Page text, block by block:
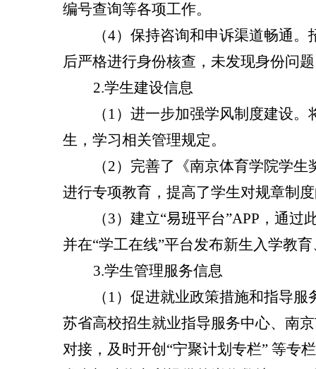
编号查询等各项工作。
（4）保持咨询和申诉渠道畅通。
后严格进行身份核查，未发现身份问
2.学生建设信息
（ 1）进一步加强学风制度建设。
生，学习相关管理规定。
（2）完善了《南京体育学院学
进行专项教育，提高了学生对规章制
（3） 建立“易班平台”APP ，通过
并在“学工在线”平台发布新生入学教
3.学生管理服务信息
（ 1）促进就业政策措施和指导
苏省高校招生就业指导服务中心、南
对接，及时开创“宁聚计划专栏” 等专